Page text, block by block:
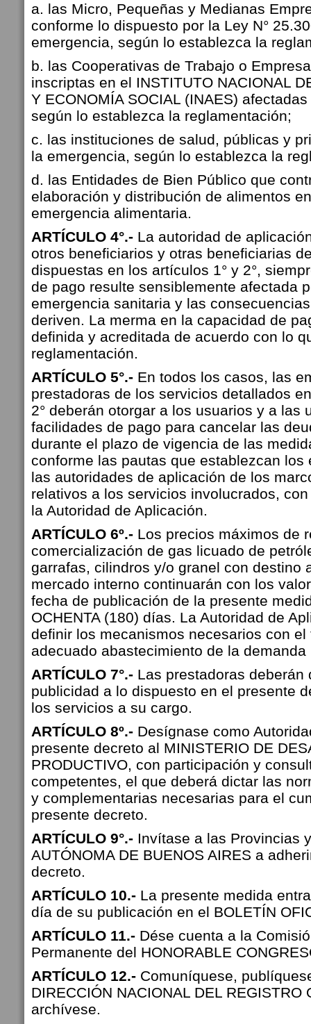
a. las Micro, Pequeñas y Medianas
conforme lo dispuesto por la Ley N°
emergencia, según lo establezca la
b. las Cooperativas de Trabajo o
inscriptas en el INSTITUTO NACIONAL
Y ECONOMÍA SOCIAL (INAES)
según lo establezca la reglamentación;
c. las instituciones de salud, públicas y
la emergencia, según lo establezca la
d. las Entidades de Bien Público que
elaboración y distribución de alimentos
emergencia alimentaria.
ARTÍCULO 4°.- La autoridad de
otros beneficiarios y otras beneficiarias
dispuestas en los artículos 1° y 2°,
de pago resulte sensiblemente afectada
emergencia sanitaria y las
deriven. La merma en la capacidad de
definida y acreditada de acuerdo con lo
reglamentación.
ARTÍCULO 5°.- En todos los casos, las
prestadoras de los servicios detallados
2° deberán otorgar a los usuarios y a las
facilidades de pago para cancelar las
durante el plazo de vigencia de las
conforme las pautas que establezcan los
las autoridades de aplicación de los
relativos a los servicios involucrados,
la Autoridad de Aplicación.
ARTÍCULO 6º.- Los precios máximos de
comercialización de gas licuado de
garrafas, cilindros y/o granel con destino
mercado interno continuarán con los
fecha de publicación de la presente
OCHENTA (180) días. La Autoridad de
definir los mecanismos necesarios con
adecuado abastecimiento de la
ARTÍCULO 7°.- Las prestadoras deberán
publicidad a lo dispuesto en el presente
los servicios a su cargo.
ARTÍCULO 8º.- Desígnase como
presente decreto al MINISTERIO DE
PRODUCTIVO, con participación y
competentes, el que deberá dictar las
y complementarias necesarias para el
presente decreto.
ARTÍCULO 9°.- Invítase a las Provincias
AUTÓNOMA DE BUENOS AIRES a
decreto.
ARTÍCULO 10.- La presente medida
día de su publicación en el BOLETÍN
ARTÍCULO 11.- Dése cuenta a la
Permanente del HONORABLE
ARTÍCULO 12.- Comuníquese,
DIRECCIÓN NACIONAL DEL REGISTRO
archívese.